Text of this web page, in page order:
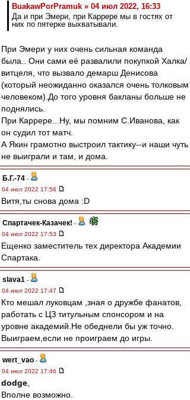
BuakawPorPramuk » 04 июл 2022, 16:33
Да и при Эмери, при Каррере мы в гостях от
них по пятерке выхватывали.
При Эмери у них очень сильная команда
была.. Они сами её развалили покупкой Халка/
витцеля, что вызвало демарш Денисова
(который неожиданно оказался очень толковым
человеком).До того уровня бакланы больше не
поднялись.
При Каррере...Ну, мы помним С.Иванова, как
он судил тот матч.
А Якин грамотно выстроил тактику--и наши чуть
не выиграли и там, и дома.
Б.Г.-74 -
04 июл 2022 17:56
Витя,ты снова дома :D
Спартачек-Казачек! -
04 июл 2022 17:53
Ещенко заместитель тех директора Академии
Спартака.
slava1 -
04 июл 2022 17:47
Кто мешал луковцам ,зная о дружбе фанатов,
работать с ЦЗ титульным спонсором и на
уровне академий.Не обеднели бы уж точно.
Выиграем,если не проиграем до игры.
wert_vao -
04 июл 2022 17:46
dodge
Вполне возможно.